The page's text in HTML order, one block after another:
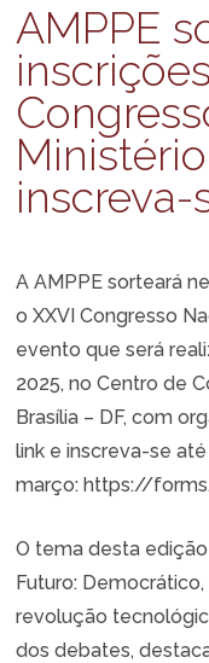
AMPPE
inscreva-
A AMPPE sorteará
o XXVI Congresso
evento que será
2025, no Centro de
Brasília – DF, com
link e inscreva-se
março:https://
O tema desta
Futuro: Democrático,
revolução
dos debates,